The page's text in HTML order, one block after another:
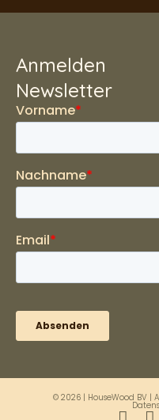
Anmelden
Newsletter
© 2026 | HouseWood BV |